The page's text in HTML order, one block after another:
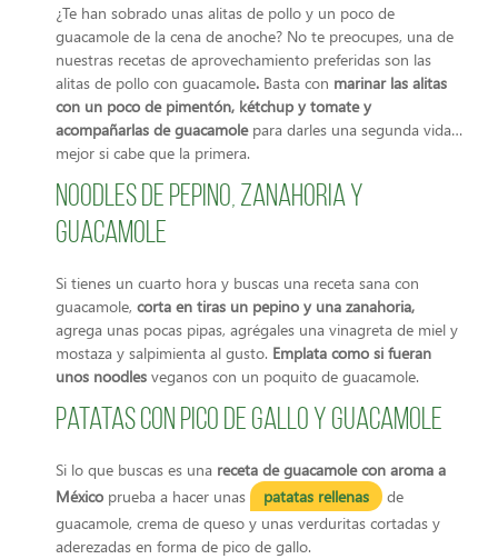
¿Te han sobrado unas alitas de pollo y un poco de
guacamole de la cena de anoche? No te preocupes, una de
nuestras recetas de aprovechamiento preferidas son las
alitas de pollo con guacamole. Basta con marinar las alitas
con un poco de pimentón, kétchup y tomate y
acompañarlas de guacamolepara darles una segunda vida…
mejor si cabe que la primera.
Noodles de pepino, zanahoria y
guacamole
Si tienes un cuarto hora y buscas una receta sana con
guacamole, corta en tiras un pepino y una zanahoria,
agrega unas pocas pipas, agrégales una vinagreta de miel y
mostaza y salpimienta al gusto. Emplata como si fueran
unos noodles veganos con un poquito de guacamole.
Patatas con pico de gallo y guacamole
Si lo que buscas es una receta de guacamole con aroma a
México prueba a hacer unas patatas rellenas
de
guacamole, crema de queso y unas verduritas cortadas y
aderezadas en forma de pico de gallo.